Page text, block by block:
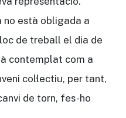
no està obligada a
de treball el dia de
contemplat com a
col·lectiu, per tant,
de torn, fes-ho